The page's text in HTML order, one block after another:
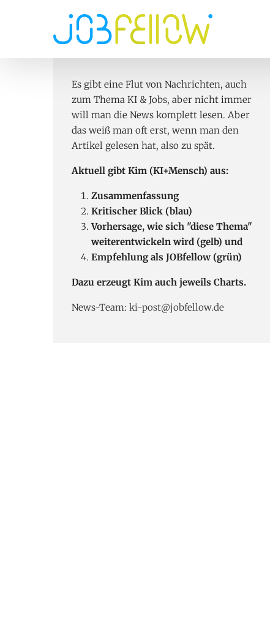
Es gibt eine Flut von Nachrichten, auch
zum Thema KI & Jobs, aber nicht immer
will man die News komplett lesen. Aber
das weiß man oft erst, wenn man den
Artikel gelesen hat, also zu spät.
Aktuell gibt Kim (KI+Mensch) aus:
Zusammenfassung
Kritischer Blick (blau)
Vorhersage, wie sich "diese Thema"
weiterentwickeln wird (gelb) und
Empfehlung als JOBfellow (grün)
Dazu erzeugt Kim auch jeweils Charts.
News-Team: ki-post@jobfellow.de